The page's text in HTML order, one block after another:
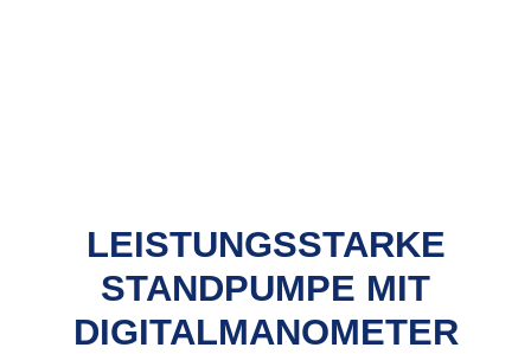
LEISTUNGSSTARKE
STANDPUMPE MIT
DIGITALMANOMETER